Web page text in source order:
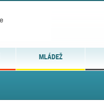
MLÁDEŽ